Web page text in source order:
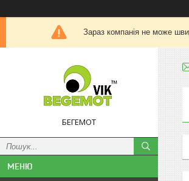
Зараз компанія не може
БЕГЕМОТ